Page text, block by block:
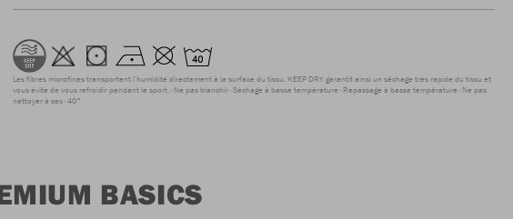
Les fibres microfines transportent l'humidité directement à la surface du tissu. KEEP DRY garantit ainsi un séchage très rapide du tissu et
vous évite de vous refroidir pendant le sport. Ne pas blanchir Séchage à basse température Repassage à basse température Ne pas
nettoyer à sec 40°
BASICS